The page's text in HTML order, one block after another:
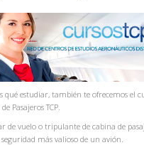
qué estudiar, también te ofrecemos el
Pasajeros TCP.
de vuelo o tripulante de cabina de
más valioso de un avión.